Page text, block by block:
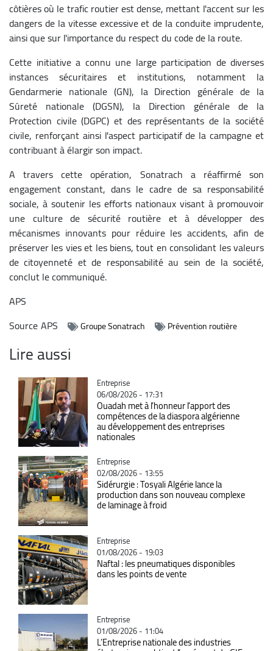
côtières où le trafic routier est dense, mettant l'accent sur les
dangers de la vitesse excessive et de la conduite imprudente,
ainsi que sur l'importance du respect du code de la route.
Cette initiative a connu une large participation de diverses
instances sécuritaires et institutions, notamment la
Gendarmerie nationale (GN), la Direction générale de la
Sûreté nationale (DGSN), la Direction générale de la
Protection civile (DGPC) et des représentants de la société
civile, renforçant ainsi l'aspect participatif de la campagne et
contribuant à élargir son impact.
A travers cette opération, Sonatrach a réaffirmé son
engagement constant, dans le cadre de sa responsabilité
sociale, à soutenir les efforts nationaux visant à promouvoir
une culture de sécurité routière et à développer des
mécanismes innovants pour réduire les accidents, afin de
préserver les vies et les biens, tout en consolidant les valeurs
de citoyenneté et de responsabilité au sein de la société,
conclut le communiqué.
APS
SourceAPS Groupe Sonatrach Prévention routière
Lire aussi
Catégorie
Entreprise
06/08/2026 - 17:31
Ouadah met à l’honneur l’apport des
compétences de la diaspora algérienne
au développement des entreprises
nationales
Catégorie
Entreprise
02/08/2026 - 13:55
Sidérurgie : Tosyali Algérie lance la
production dans son nouveau complexe
de laminage à froid
Catégorie
Entreprise
01/08/2026 - 19:03
Naftal : les pneumatiques disponibles
dans les points de vente
Catégorie
Entreprise
01/08/2026 - 11:04
L’Entreprise nationale des industries